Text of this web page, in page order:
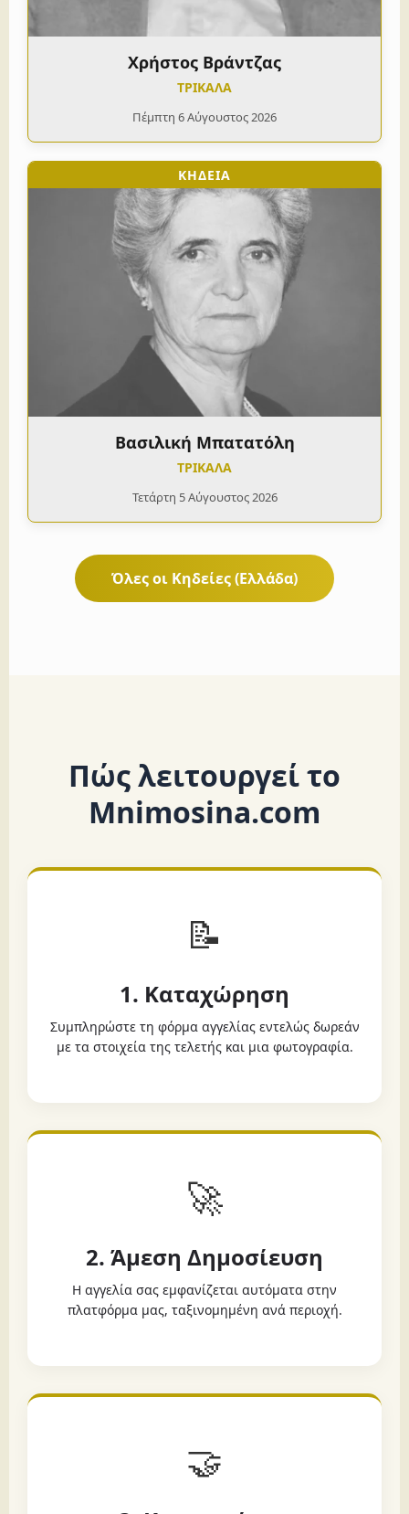
Χρήστος Βράντζας
ΤΡΙΚΑΛΑ
Πέμπτη 6 Αύγουστος 2026
ΚΗΔΕΙΑ
Βασιλική Μπατατόλη
ΤΡΙΚΑΛΑ
Τετάρτη 5 Αύγουστος 2026
Όλες οι Κηδείες (Ελλάδα)
Πώς λειτουργεί το
Mnimosina.com
📝
1. Καταχώρηση
Συμπληρώστε τη φόρμα αγγελίας εντελώς δωρεάν
με τα στοιχεία της τελετής και μια φωτογραφία.
🚀
2. Άμεση Δημοσίευση
Η αγγελία σας εμφανίζεται αυτόματα στην
πλατφόρμα μας, ταξινομημένη ανά περιοχή.
🤝